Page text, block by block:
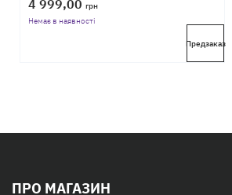
грн
Немає в наявності
Предзаказ
ПРО МАГАЗИН